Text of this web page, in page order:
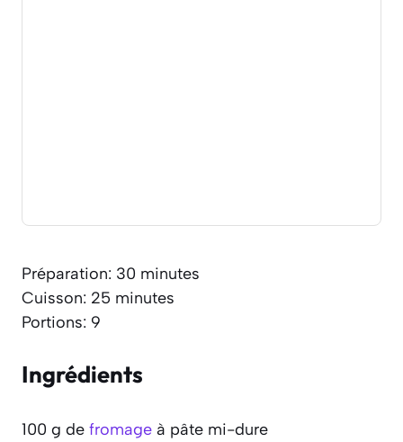
Préparation: 30 minutes
Cuisson: 25 minutes
Portions: 9
Ingrédients
100 g de fromage à pâte mi-dure